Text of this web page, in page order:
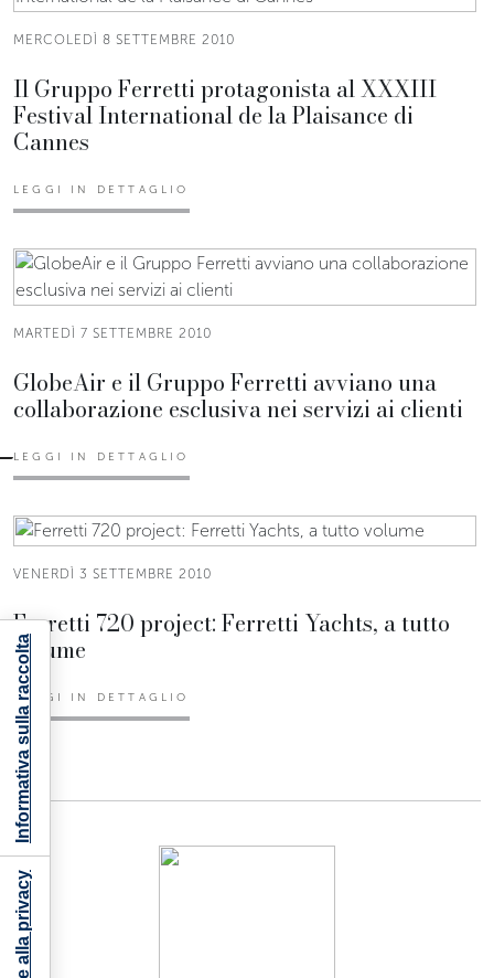
MERCOLEDÌ 8 SETTEMBRE 2010
Il Gruppo Ferretti protagonista al XXXIII
Festival International de la Plaisance di
Cannes
LEGGI IN DETTAGLIO
MARTEDÌ 7 SETTEMBRE 2010
GlobeAir e il Gruppo Ferretti avviano una
collaborazione esclusiva nei servizi ai clienti
LEGGI IN DETTAGLIO
VENERDÌ 3 SETTEMBRE 2010
Ferretti 720 project: Ferretti Yachts, a tutto
volume
LEGGI IN DETTAGLIO
Informativa sulla raccolta